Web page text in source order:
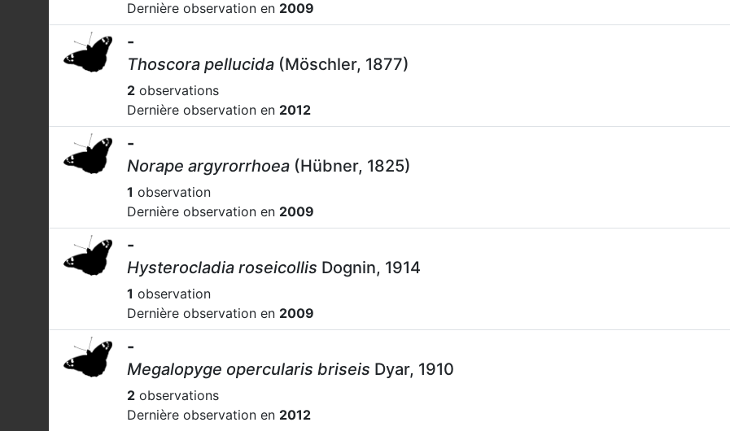
Dernière observation en 2009
-
Thoscora pellucida (Möschler, 1877)
2 observations
Dernière observation en 2012
-
Norape argyrorrhoea (Hübner, 1825)
1 observation
Dernière observation en 2009
-
Hysterocladia roseicollis Dognin, 1914
1 observation
Dernière observation en 2009
-
Megalopyge opercularis briseis Dyar, 1910
2 observations
Dernière observation en 2012